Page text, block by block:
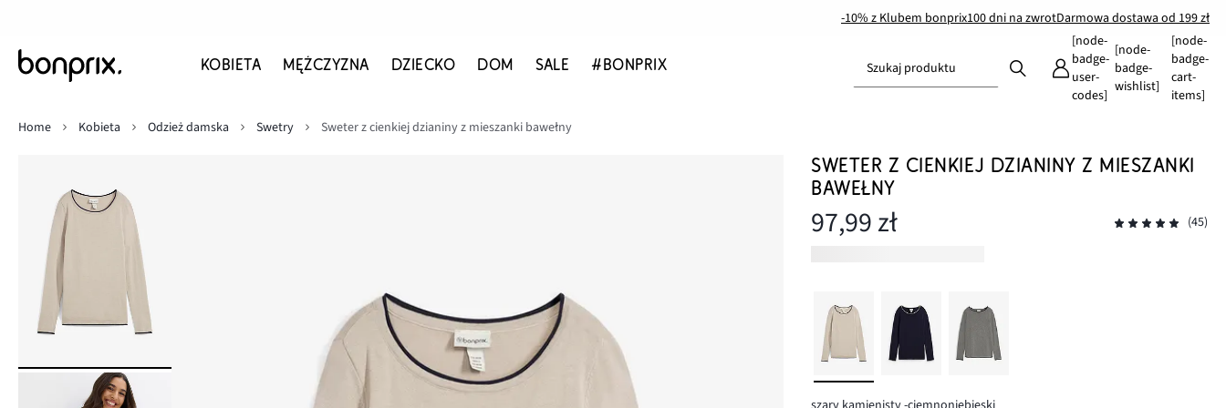
-10% z Klubem bonprix100 dni na zwrotDarmowa dostawa od 199 zł
KOBIETA MĘŻCZYZNA DZIECKO DOM SALE #BONPRIX Szukaj produktu
[node-
badge-
user-
codes]
[node-
badge-
wishlist]
[node-
badge-
cart-
items]
Home
Kobieta Odzież damska Swetry Sweter z cienkiej dzianiny z mieszanki bawełny
SWETER Z CIENKIEJ DZIANINY Z MIESZANKI
BAWEŁNY
97,99 zł (45)